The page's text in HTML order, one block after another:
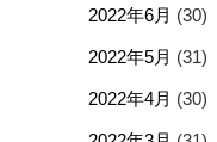
2022年6月 (30)
2022年5月 (31)
2022年4月 (30)